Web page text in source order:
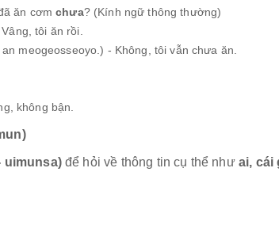
ăn cơmchưa? (Kính ngữ thông thường)
tôi ăn rồi.
meogeosseoyo.) - Không, tôi vẫn chưa ăn.
không bận.
uimunsa)để hỏi về thông tin cụ thể như ai, cái